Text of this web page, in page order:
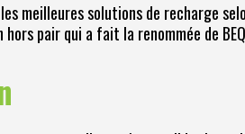
meilleures solutions de recharge
pair qui a fait la renommée de